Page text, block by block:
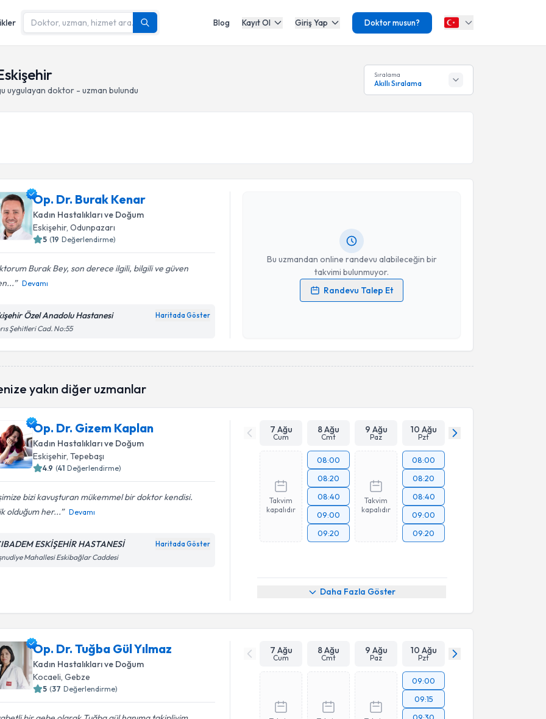
Blog Kayıt Ol Giriş Yap Doktor musun?
uygulayan doktor - uzman bulundu
Sıralama
Akıllı Sıralama
Op. Dr. Burak Kenar
Kadın Hastalıkları ve Doğum
Eskişehir, Odunpazarı
5 (19 Değerlendirme)
Burak Bey, son derece ilgili, bilgili ve güven
Devamı
Özel Anadolu Hastanesi Haritada Göster
Şehitleri Cad. No:55
Bu uzmandan online randevu alabileceğin bir
takvimi bulunmuyor.
Randevu Talep Et
Op. Dr. Burak Kenar
Kişisel verilerimin işlenmesine ilişkinAydınlatma Metni
Takvim Talebini Gönder
yakın diğer uzmanlar
Op. Dr. Gizem Kaplan
Kadın Hastalıkları ve Doğum
Eskişehir, Tepebaşı
4.9 (41 Değerlendirme)
bizi kavuşturan mükemmel bir doktor kendisi.
olduğum her...
Devamı
ESKİŞEHİR HASTANESİ Haritada Göster
Mahallesi Eskibağlar Caddesi
7 Ağu
Cum
8 Ağu
Cmt
9 Ağu
Paz
10 Ağu
Pzt
Takvim
kapalıdır
08:00
08:20
08:40
09:00
09:20
Takvim
kapalıdır
08:00
08:20
08:40
09:00
09:20
Daha Fazla Göster
Op. Dr. Tuğba Gül Yılmaz
Kadın Hastalıkları ve Doğum
Kocaeli , Gebze
5 (37 Değerlendirme)
7 Ağu
Cum
8 Ağu
Cmt
9 Ağu
Paz
10 Ağu
Pzt
09:00
09:15
09:30